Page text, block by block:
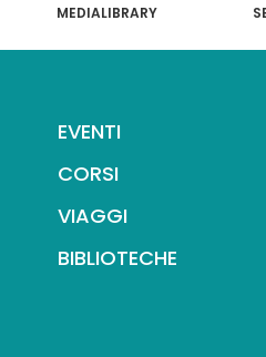
MEDIALIBRARY
EVENTI
CORSI
VIAGGI
BIBLIOTECHE